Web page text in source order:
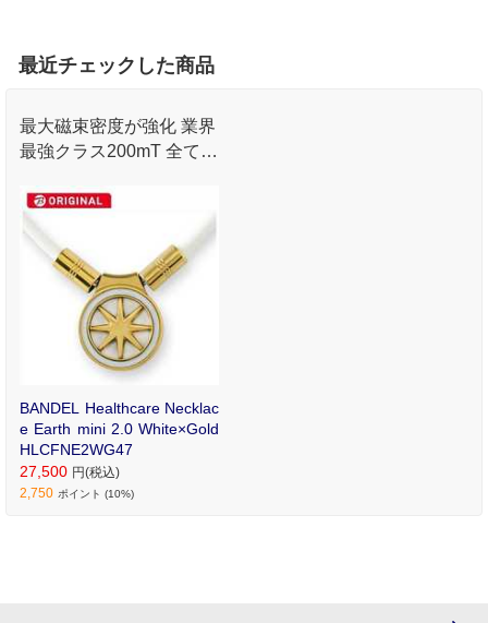
最近チェックした商品
最大磁束密度が強化 業界
最強クラス200mT 全ての
AN MADEの技術 あらゆ
るパツが持つエッジやメ
ッキの精度が向上しまし
BANDEL Healthcare Necklac
e Earth mini 2.0 White×Gold
HLCFNE2WG47
27,500 円(税込)
2,750 ポイント (10%)